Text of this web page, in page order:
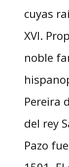
cuyas
XVI.
noble
Pereira
del rey
Pazo